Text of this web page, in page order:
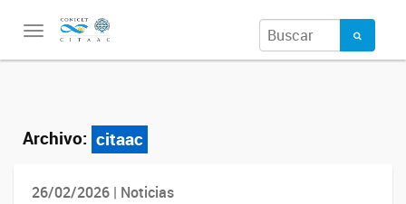
Toggle
Archivo: citaac
26/02/2026 | Noticias